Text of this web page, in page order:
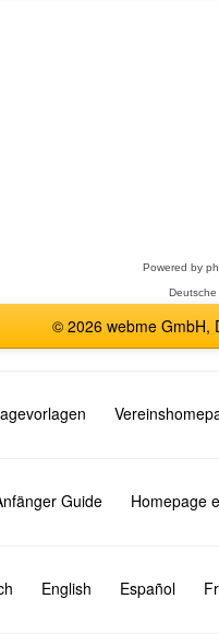
Powered by
© 2026 webme GmbH,
Guide Homepage
English Español